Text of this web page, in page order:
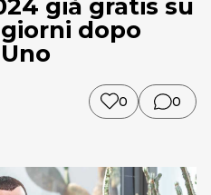
già gratis su
dopo
0 0